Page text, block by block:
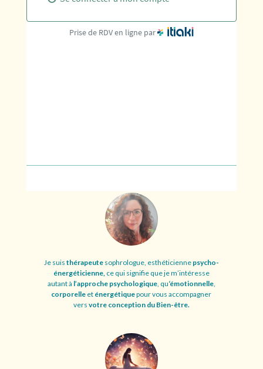
Je suis thérapeutesophrologue, esthéticienne psycho-
énergéticienne, ce qui signifie que je m’intéresse
autant à l’approche psychologique, qu‘émotionnelle,
corporelle et énergétiquepour vous accompagner
vers votre conception du Bien-être.